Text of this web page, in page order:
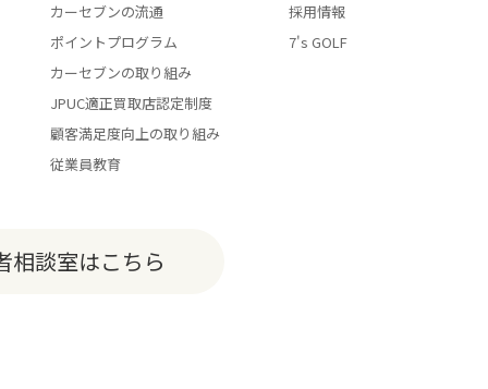
カーセブンの流通
ポイントプログラム
カーセブンの取り組み
JPUC適正買取店認定制度
顧客満足度向上の取り組み
従業員教育
採用情報
7's GOLF
相談室はこちら